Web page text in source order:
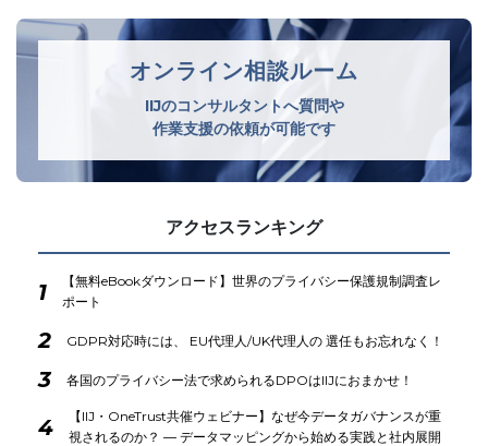
オンライン相談ルーム
IIJのコンサルタントへ質問や
作業支援の依頼が可能です
アクセスランキング
1
【無料eBookダウンロード】世界のプライバシー保護規制調査レ
ポート
2 GDPR対応時には、 EU代理人/UK代理人の 選任もお忘れなく！
3 各国のプライバシー法で求められるDPOはIIJにおまかせ！
4
【IIJ・OneTrust共催ウェビナー】なぜ今データガバナンスが重
視されるのか？ ― データマッピングから始める実践と社内展開